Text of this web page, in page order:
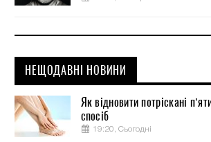
НЕЩОДАВНІ НОВИНИ
Як відновити потріскані
спосіб
19:20, Сьогодні